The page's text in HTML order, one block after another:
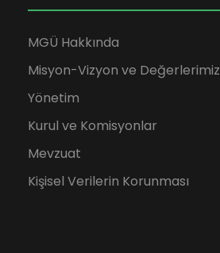
MGÜ Hakkında
Misyon-Vizyon ve Değerlerimiz
Yönetim
Kurul ve Komisyonlar
Mevzuat
Kişisel Verilerin Korunması